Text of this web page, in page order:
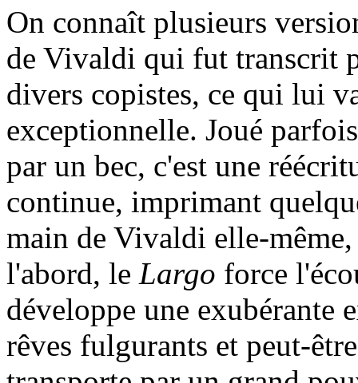
On connaît plusieurs
de Vivaldi qui fut transcrit
divers copistes, ce qui lui
exceptionnelle. Joué
par un bec, c'est une
continue, imprimant
main de Vivaldi elle-
l'abord, le Largo force
développe une exubérante
rêves fulgurants et peut-